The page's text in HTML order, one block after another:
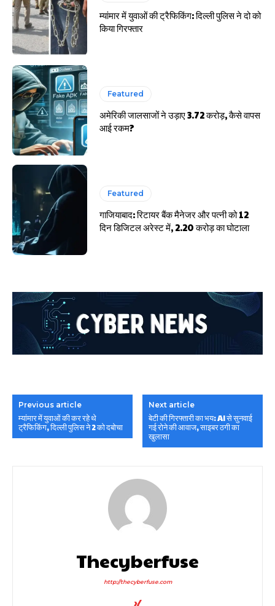
म्यांमार में युवाओं की ट्रैफिकिंग: दिल्ली पुलिस ने दो को
किया गिरफ्तार
Featured
अमेरिकी जालसाजों ने उड़ाए 3.72 करोड़, कैसे वापस
आई रकम?
Featured
गाजियाबाद: रिटायर बैंक मैनेजर और पत्नी को 12
दिन डिजिटल अरेस्ट में, 2.20 करोड़ का घोटाला
Previous article
म्यांमार में युवाओं की कर रहे थे
ट्रैफिकिंग, दिल्ली पुलिस ने 2 को दबोचा
Next article
बेटी की गिरफ्तारी का भय: AI से सुनवाई
गई रोने की आवाज, साइबर ठगी का
खुलासा
Thecyberfuse
http://thecyberfuse.com